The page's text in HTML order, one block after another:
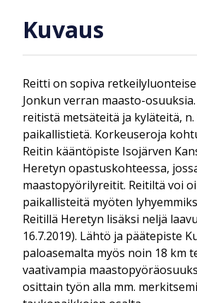
Kuvaus
Reitti on sopiva
Jonkun verran maasto-
reitistä metsäteitä ja kyläteitä, n.
paikallistietä. Korkeuseroja
Reitin kääntöpiste Isojärven
Heretyn opastuskohteessa,
maastopyörilyreitit. Reitiltä voi
paikallisteitä myöten
Reitillä Heretyn lisäksi neljä
16.7.2019). Lähtö ja päätepiste
paloasemalta myös noin 18 km
vaativampia
osittain työn alla mm.